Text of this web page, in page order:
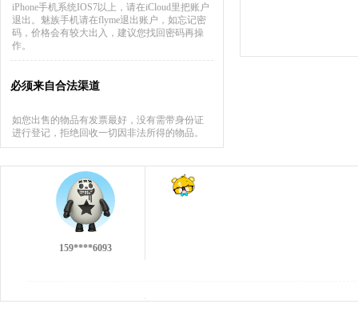
iPhone手机系统IOS7以上，请在iCloud里把账户
退出。魅族手机请在flyme退出账户，如忘记密
码，价格会有较大出入，建议您找回密码再操
作。
必须来自合法渠道
如您出售的物品有发票最好，没有需带身份证
进行登记，拒绝回收一切因非法所得的物品。
不错的回收，不过没有第一次的小伙痛快